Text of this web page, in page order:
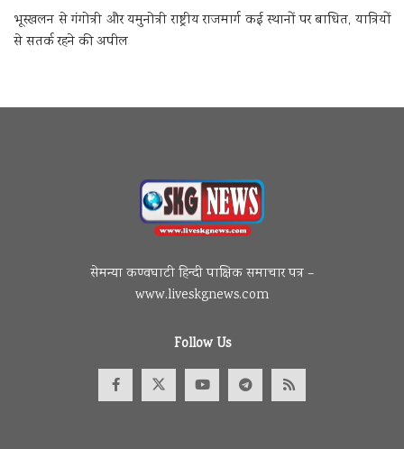
भूस्खलन से गंगोत्री और यमुनोत्री राष्ट्रीय राजमार्ग कई स्थानों पर बाधित, यात्रियों
से सतर्क रहने की अपील
सेमन्या कण्वघाटी हिन्दी पाक्षिक समाचार पत्र –
www.liveskgnews.com
Follow Us